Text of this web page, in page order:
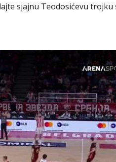
sjajnu Teodosićevu trojku